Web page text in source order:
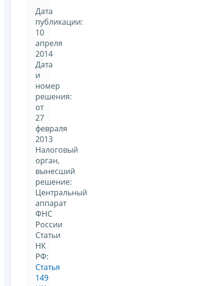
Дата
публикации:
10
апреля
2014
Дата
и
номер
решения:
от
27
февраля
2013
Налоговый
орган,
вынесший
решение:
Центральный
аппарат
ФНС
России
Статьи
НК
РФ:
Статья
149